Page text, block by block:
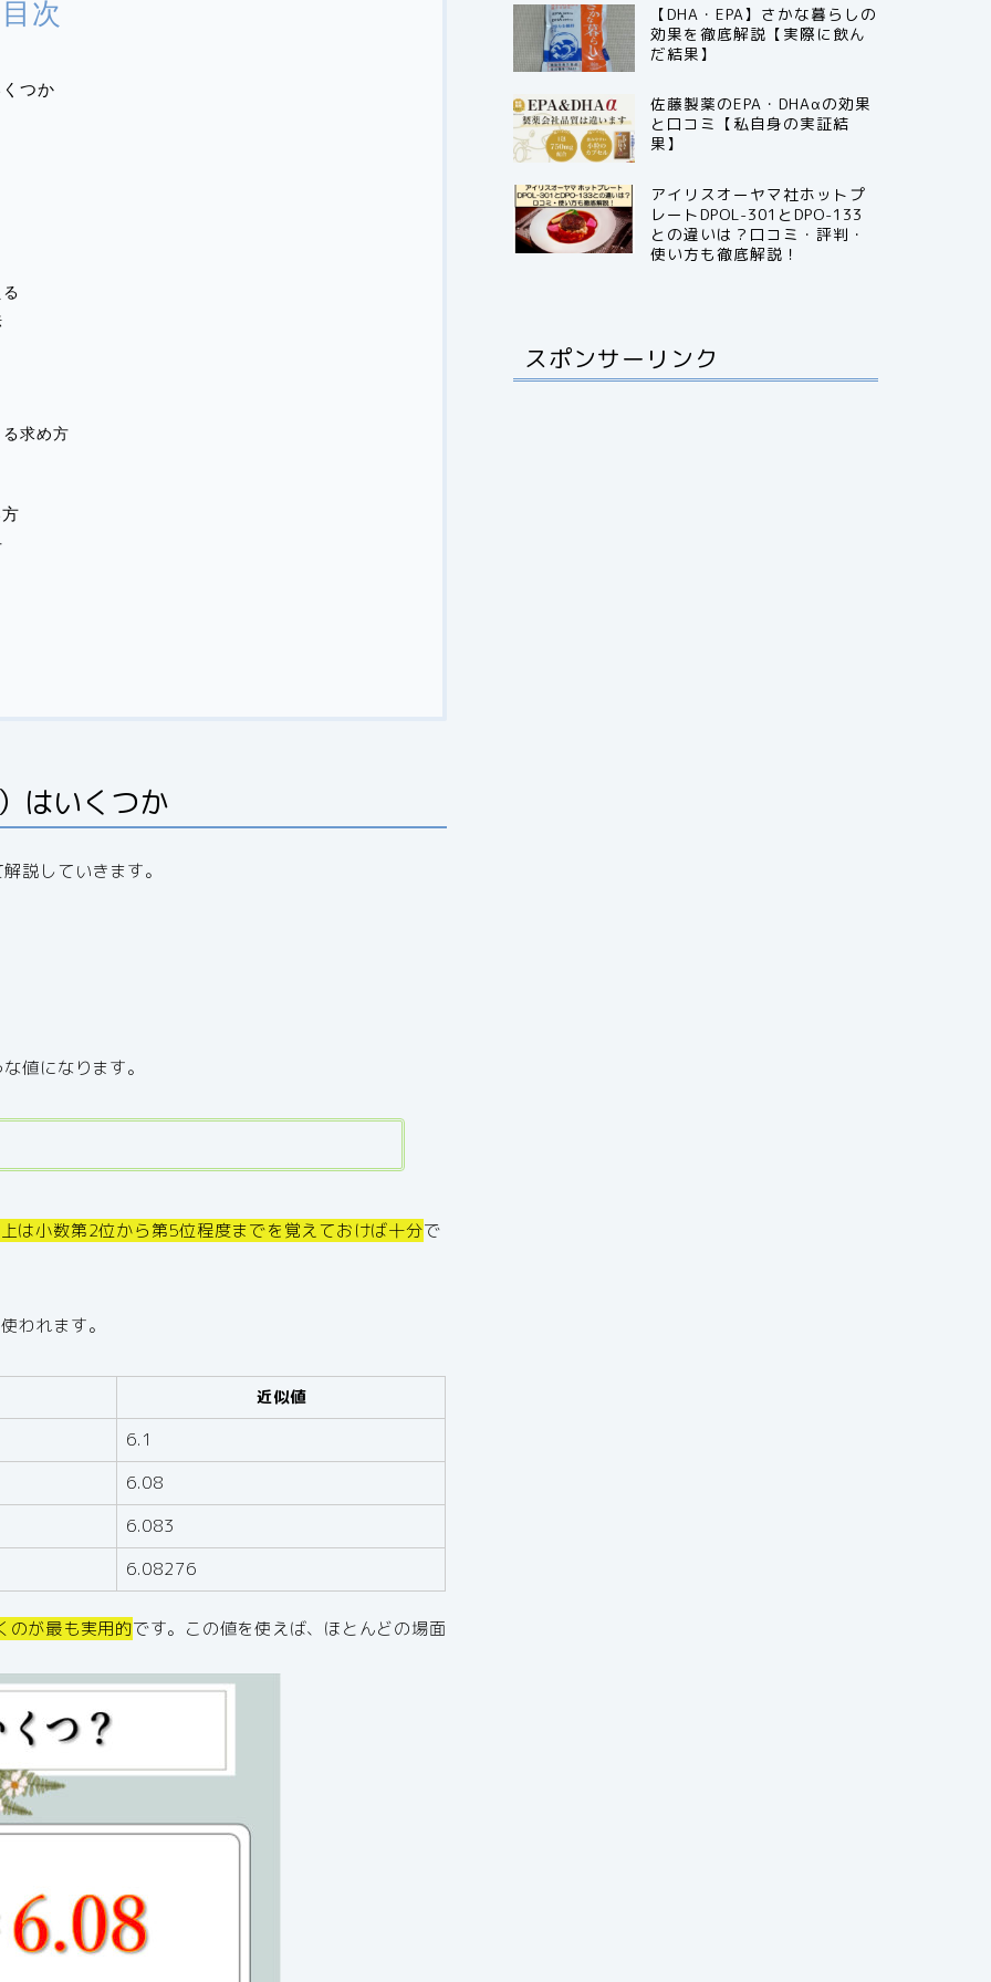
目次
つか
求め方
はいくつか
説していきます。
値になります。
は小数第2位から第5位程度までを覚えておけば十分で
われます。
近似値
6.1
6.08
6.083
6.08276
が最も実用的です。この値を使えば、ほとんどの場面
【DHA・EPA】さかな暮らしの
効果を徹底解説【実際に飲ん
だ結果】
佐藤製薬のEPA・DHAαの効果
と口コミ【私自身の実証結
果】
アイリスオーヤマ社ホットプ
レートDPOL-301とDPO-133
との違いは？口コミ・評判・
使い方も徹底解説！
スポンサーリンク